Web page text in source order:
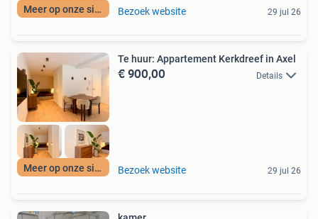
Meer op onze site Bezoek website 29 jul 26
Meer op onze site
Te huur: Appartement Kerkdreef in Axel
€ 900,00 Details
Bezoek website 29 jul 26